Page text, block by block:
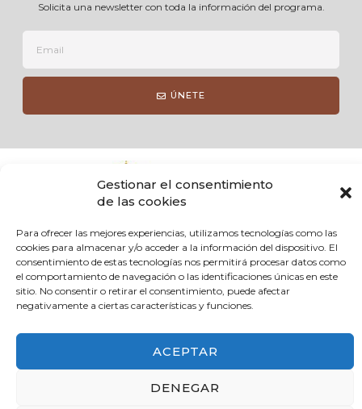
Gestionar el consentimiento
de las cookies
Para ofrecer las mejores experiencias, utilizamos tecnologías como las
cookies para almacenar y/o acceder a la información del dispositivo. El
consentimiento de estas tecnologías nos permitirá procesar datos como
el comportamiento de navegación o las identificaciones únicas en este
sitio. No consentir o retirar el consentimiento, puede afectar
negativamente a ciertas características y funciones.
ACEPTAR
DENEGAR
Solicita una newsletter con toda la información del programa.
ÚNETE
Dirección:Avda. Europa, 2, 30700
Email:urbandinamo@torrepacheco.es
Teléfono:647 33 25 35 (horario de atención: 9:00 - 14:00 h)
Copyright © 2023. Todos los derechos reservados. Desarrollado por Grupo Talento.